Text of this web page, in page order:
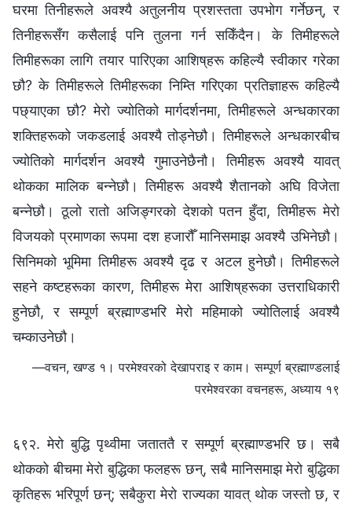
घरमा तिनीहरूले अवश्यै अतुलनीय प्रशस्तता उपभोग गर्नेछन्, र
तिनीहरूसँग कसैलाई पनि तुलना गर्न सकिँदैन। के तिमीहरूले
तिमीहरूका लागि तयार पारिएका आशिष्‌हरू कहिल्यै स्वीकार गरेका
छौ? के तिमीहरूले तिमीहरूका निम्ति गरिएका प्रतिज्ञाहरू कहिल्यै
पछ्याएका छौ? मेरो ज्योतिको मार्गदर्शनमा, तिमीहरूले अन्धकारका
शक्तिहरूको जकडलाई अवश्यै तोड्नेछौ। तिमीहरूले अन्धकारबीच
ज्योतिको मार्गदर्शन अवश्यै गुमाउनेछैनौ। तिमीहरू अवश्यै यावत्
थोकका मालिक बन्‍नेछौ। तिमीहरू अवश्यै शैतानको अघि विजेता
बन्‍नेछौ। ठूलो रातो अजिङ्गरको देशको पतन हुँदा, तिमीहरू मेरो
विजयको प्रमाणका रूपमा दश हजारौँ मानिसमाझ अवश्यै उभिनेछौ।
सिनिमको भूमिमा तिमीहरू अवश्यै दृढ र अटल हुनेछौ। तिमीहरूले
सहने कष्टहरूका कारण, तिमीहरू मेरा आशिष्‌हरूका उत्तराधिकारी
हुनेछौ, र सम्पूर्ण ब्रह्माण्डभरि मेरो महिमाको ज्योतिलाई अवश्यै
चम्काउनेछौ।
—वचन, खण्ड १। परमेश्‍वरको देखापराइ र काम। सम्पूर्ण ब्रह्माण्डलाई
परमेश्‍वरका वचनहरू, अध्याय १९
६९२. मेरो बुद्धि पृथ्वीमा जताततै र सम्पूर्ण ब्रह्माण्डभरि छ। सबै
थोकको बीचमा मेरो बुद्धिका फलहरू छन्, सबै मानिसमाझ मेरो बुद्धिका
कृतिहरू भरिपूर्ण छन्; सबैकुरा मेरो राज्यका यावत् थोक जस्तो छ, र